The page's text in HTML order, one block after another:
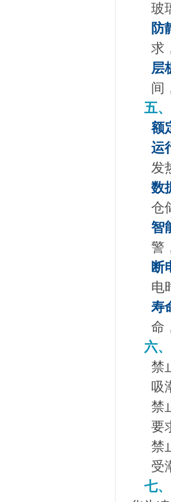
玻
防
求
层
间
五
额
运
发
数
仓
智
警
断
电
寿
命
六
禁
吸
禁
要
禁
受
七